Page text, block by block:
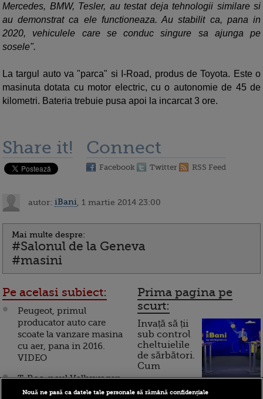
Mercedes, BMW, Tesler, au testat deja tehnologii similare si
au demonstrat ca ele functioneaza. Au stabilit ca, pana in
2020, vehiculele care se conduc singure sa ajunga pe
sosele".
La targul auto va "parca" si I-Road, produs de Toyota. Este o
masinuta dotata cu motor electric, cu o autonomie de 45 de
kilometri. Bateria trebuie pusa apoi la incarcat 3 ore.
Share it! Connect
Facebook Twitter RSS Feed
autor: iBani , 1 martie 2014 23:00
Mai multe despre:
#Salonul de la Geneva
#masini
Pe acelasi subiect:
Peugeot, primul
producator auto care
scoate la vanzare masina
cu aer, pana in 2016.
VIDEO
T-Roc, noul Volkswagen
revolutionar. Masina se
Prima pagina pe
scurt:
Invață să ții
sub control
cheltuielile
de sărbători.
Cum
funcționează cardul de
Nouă ne pasă ca datele tale personale să rămână confidențiale